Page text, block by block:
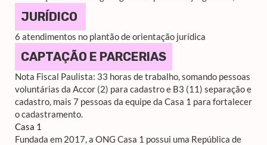
JURÍDICO
6 atendimentos no plantão de orientação jurídica
CAPTAÇÃO E PARCERIAS
Nota Fiscal Paulista: 33 horas de trabalho, somando pessoas
voluntárias da Accor (2) para cadastro e B3 (11) separação e
cadastro, mais 7 pessoas da equipe da Casa 1 para fortalecer
o cadastramento.
Casa 1
Fundada em 2017, a ONG Casa 1 possui uma República de